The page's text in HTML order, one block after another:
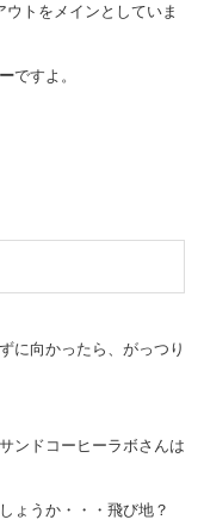
ウトをメインとしていま
ですよ。
に向かったら、がっつり
ンドコーヒーラボさんは
ょうか・・・飛び地？